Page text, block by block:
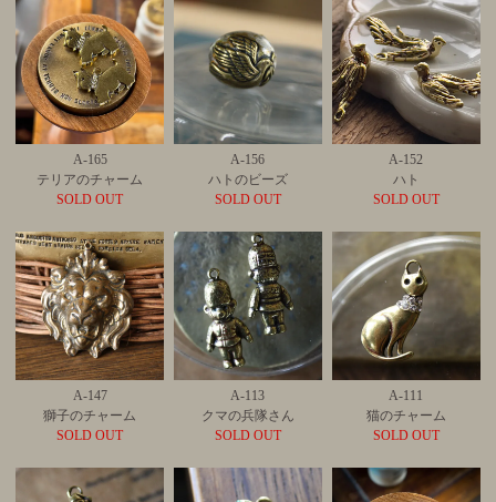
A-165
テリアのチャーム
SOLD OUT
A-156
ハトのビーズ
SOLD OUT
A-152
ハト
SOLD OUT
A-147
獅子のチャーム
SOLD OUT
A-113
クマの兵隊さん
SOLD OUT
A-111
猫のチャーム
SOLD OUT